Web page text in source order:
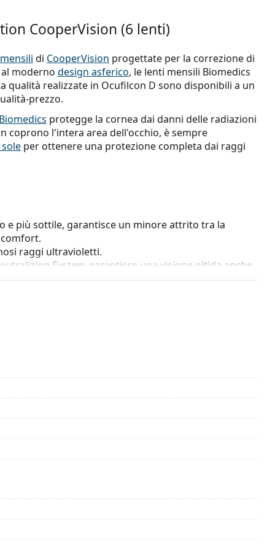
CooperVision (6 lenti)
di CooperVision progettate per la correzione di
moderno design asferico, le lenti mensili Biomedics
qualità realizzate in Ocufilcon D sono disponibili a un
prezzo.
protegge la cornea dai danni delle radiazioni
coprono l'intera area dell'occhio, è sempre
per ottenere una protezione completa dai raggi
e più sottile, garantisce un minore attrito tra la
raggi ultravioletti.
System garantisce una visione nitida anche
o in penombra.